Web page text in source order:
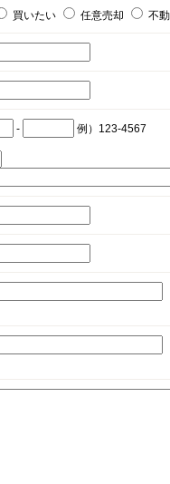
買いたい 任意売却 不
- 例）123-4567